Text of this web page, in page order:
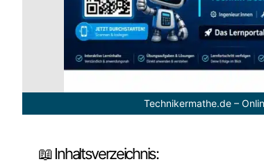
Technikermathe.de –
📖 Inhaltsverzeichnis: